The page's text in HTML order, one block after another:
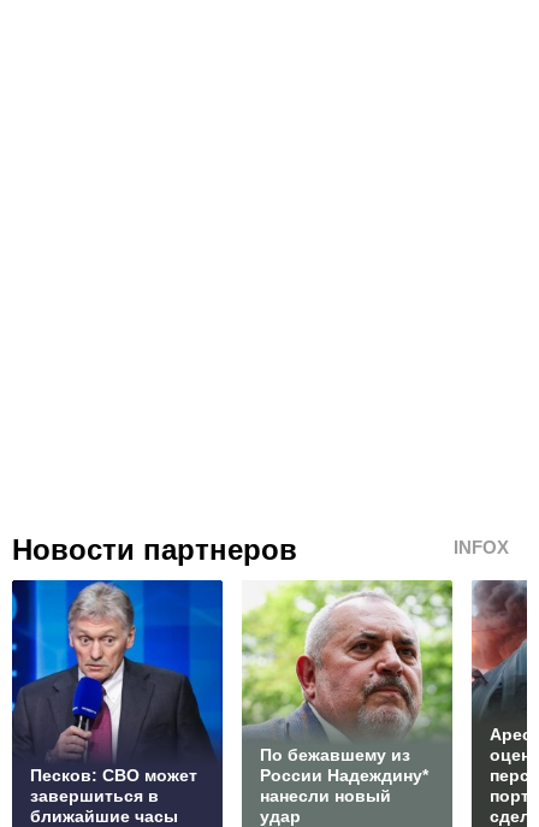
Новости партнеров INFOX
Песков: СВО может
завершиться в
ближайшие часы
По бежавшему из
России Надеждину*
нанесли новый
удар